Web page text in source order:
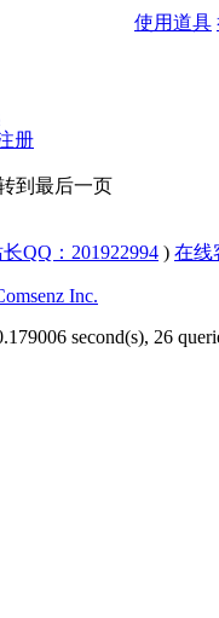
使用道具
册
到最后一页
QQ：201922994 ) 在线
Inc.
second(s), 26